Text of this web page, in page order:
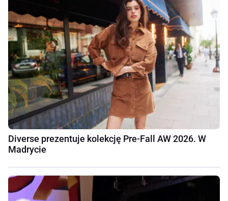
Diverse prezentuje kolekcję Pre-Fall AW 2026. W
Madrycie